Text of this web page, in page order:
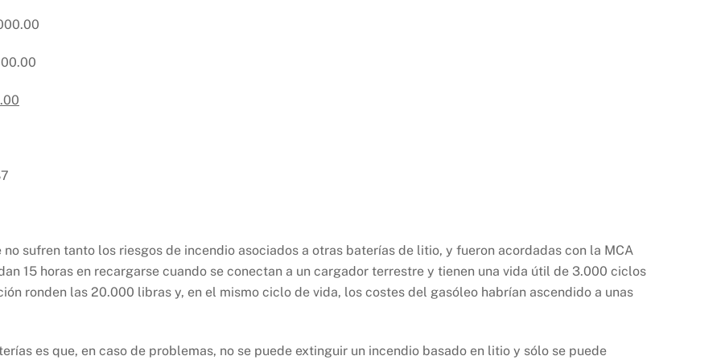
sufren tanto los riesgos de incendio asociados a otras baterías de litio, y fueron acordadas con la MCA
15 horas en recargarse cuando se conectan a un cargador terrestre y tienen una vida útil de 3.000 ciclos
ronden las 20.000 libras y, en el mismo ciclo de vida, los costes del gasóleo habrían ascendido a unas
es que, en caso de problemas, no se puede extinguir un incendio basado en litio y sólo se puede